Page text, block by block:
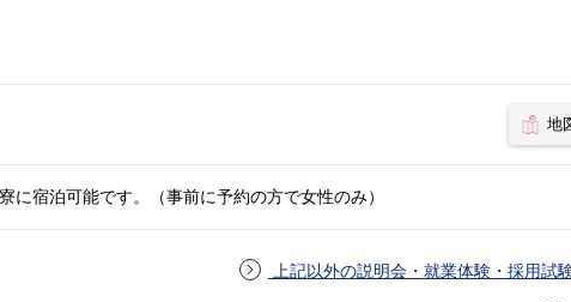
地
宿泊可能です。（事前に予約の方で女性のみ）
上記以外の説明会・就業体験・採用試